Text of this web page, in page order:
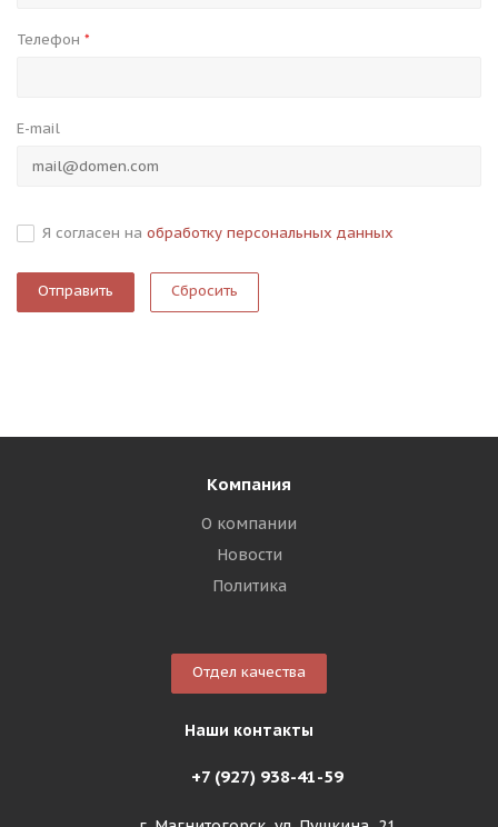
Телефон *
E-mail
Я согласен на обработку персональных данных
Сбросить
Компания
О компании
Новости
Политика
Отдел качества
Наши контакты
+7 (927) 938-41-59